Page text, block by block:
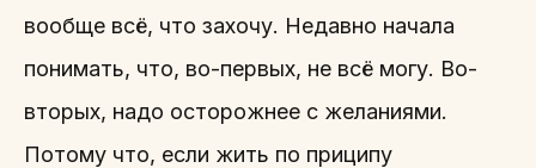
вообще всё, что захочу. Недавно начала
понимать, что, во-первых, не всё могу. Во-
вторых, надо осторожнее с желаниями.
Потому что, если жить по приципу